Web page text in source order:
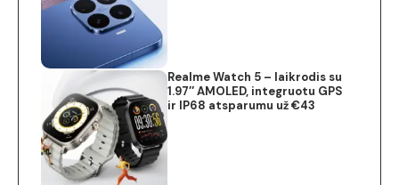
Realme Watch 5 – laikrodis su
1.97″ AMOLED, integruotu GPS
ir IP68 atsparumu už €43